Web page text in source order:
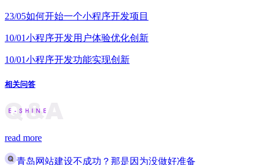
23/05如何开始一个小程序开发项目
10/01小程序开发用户体验优化创新
10/01小程序开发功能实现创新
相关问答
read more
青岛网站建设不成功？那是因为没做好准备